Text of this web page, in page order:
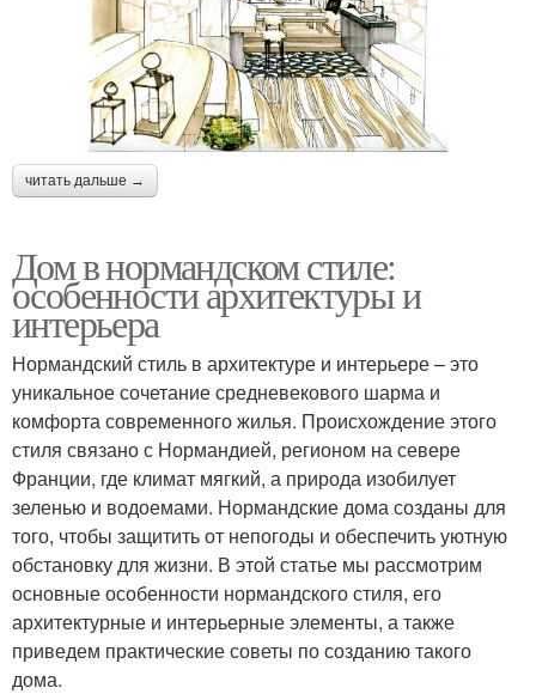
читать дальше →
Дом в нормандском стиле:
особенности архитектуры и
интерьера
Нормандский стиль в архитектуре и интерьере – это
уникальное сочетание средневекового шарма и
комфорта современного жилья. Происхождение этого
стиля связано с Нормандией, регионом на севере
Франции, где климат мягкий, а природа изобилует
зеленью и водоемами. Нормандские дома созданы для
того, чтобы защитить от непогоды и обеспечить уютную
обстановку для жизни. В этой статье мы рассмотрим
основные особенности нормандского стиля, его
архитектурные и интерьерные элементы, а также
приведем практические советы по созданию такого
дома.